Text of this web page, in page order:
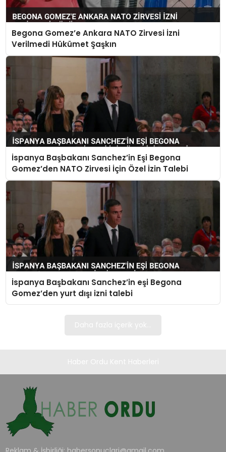
TEKNOLOJI
EĞITIM
MAGAZIN
SPOR
YAŞAM
Begona Gomez’e Ankara NATO Zirvesi İzni
Verilmedi Hükümet Şaşkın
İspanya Başbakanı Sanchez’in Eşi Begona
Gomez’den NATO Zirvesi İçin Özel İzin Talebi
İspanya Başbakanı Sanchez’in eşi Begona
Gomez’den yurt dışı izni talebi